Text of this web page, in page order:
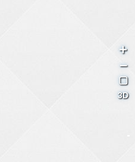
3D
+
–
▢